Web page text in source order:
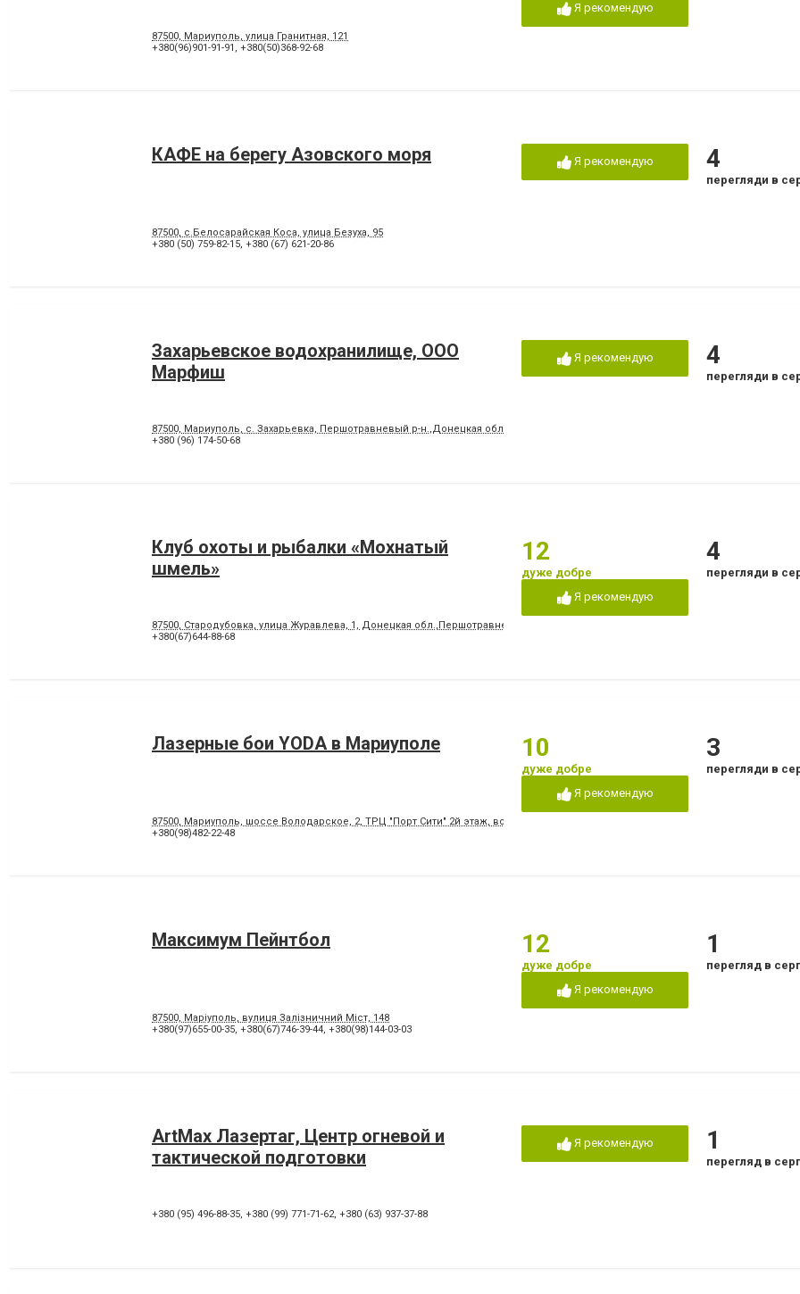
87500, Мариуполь, улица Гранитная, 121
+380(96)901-91-91 , +380(50)368-92-68
Я рекомендую
КАФЕ на берегу Азовского моря
87500, с.Белосарайская Коса, улица Безуха, 95
+380 (50) 759-82-15, +380 (67) 621-20-86
Я рекомендую 4
перегляди в
Захарьевское водохранилище, ООО
Марфиш
87500, Мариуполь, с. Захарьевка, Першотравневый р-н.,Донецкая обл
+380 (96) 174-50-68
Я рекомендую 4
перегляди в
Клуб охоты и рыбалки «Мохнатый
шмель»
87500, Стародубовка, улица Журавлева, 1, Донецкая обл.,Першотравневий р-н
+380(67)644-88-68
12
дуже добре
Я рекомендую
4
перегляди в
Лазерные бои YODA в Мариуполе
87500, Мариуполь, шоссе Володарское, 2, ТРЦ "Порт Сити" 2й этаж, возле кинотеатра "MULTIPLEX"
+380(98)482-22-48
10
дуже добре
Я рекомендую
3
перегляди в
Максимум Пейнтбол
87500, Маріуполь, вулиця Залізничний Міст, 148
+380(97)655-00-35, +380(67)746-39-44, +380(98)144-03-03
12
дуже добре
Я рекомендую
1
перегляд в
ArtMax Лазертаг, Центр огневой и
тактической подготовки
+380 (95) 496-88-35, +380 (99) 771-71-62, +380 (63) 937-37-88
Я рекомендую 1
перегляд в